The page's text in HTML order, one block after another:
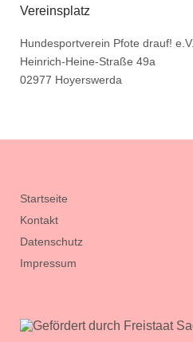
Vereinsplatz
Hundesportverein Pfote drauf! e.V.
Heinrich-Heine-Straße 49a
02977 Hoyerswerda
Startseite
Kontakt
Datenschutz
Impressum